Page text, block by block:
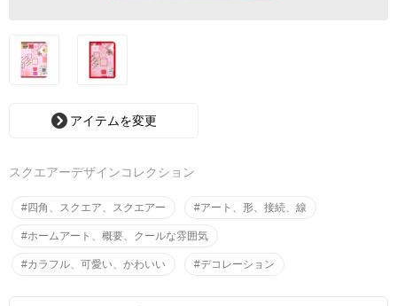
アイテムを変更
スクエアーデザインコレクション
#四角、スクエア、スクエアー #アート、形、接続、線
#ホームアート、概要、クールな雰囲気
#カラフル、可愛い、かわいい #デコレーション